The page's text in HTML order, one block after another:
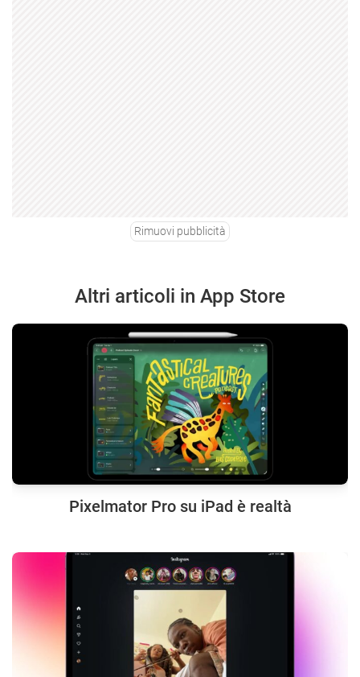
Rimuovi pubblicità
Altri articoli in App Store
Pixelmator Pro su iPad è realtà